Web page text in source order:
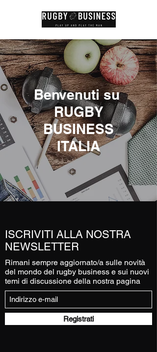
Benvenuti su
RUGBY
BUSINESS
ITALIA
ISCRIVITI ALLA NOSTRA
NEWSLETTER
Rimani sempre aggiornato/a sulle novità
del mondo del rugby business e sui nuovi
temi di discussione della nostra pagina
Registrati